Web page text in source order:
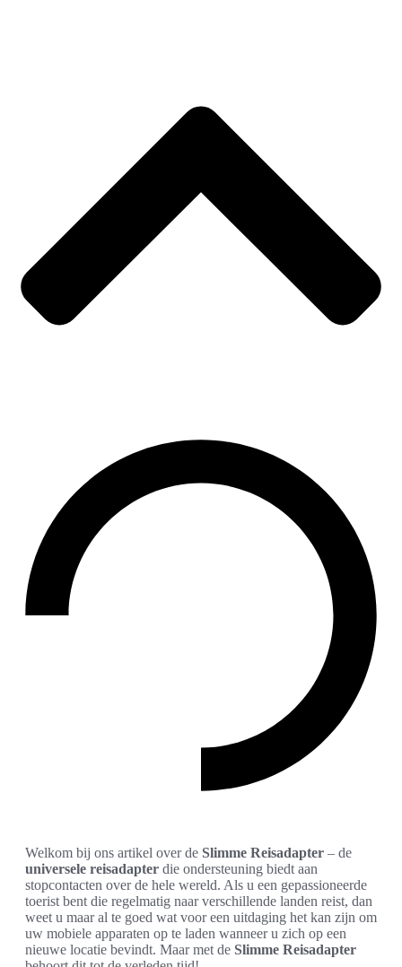
Welkom bij ons artikel over de Slimme Reisadapter – de
universele reisadapter die ondersteuning biedt aan
stopcontacten over de hele wereld. Als u een gepassioneerde
toerist bent die regelmatig naar verschillende landen reist, dan
weet u maar al te goed wat voor een uitdaging het kan zijn om
uw mobiele apparaten op te laden wanneer u zich op een
nieuwe locatie bevindt. Maar met de Slimme Reisadapter